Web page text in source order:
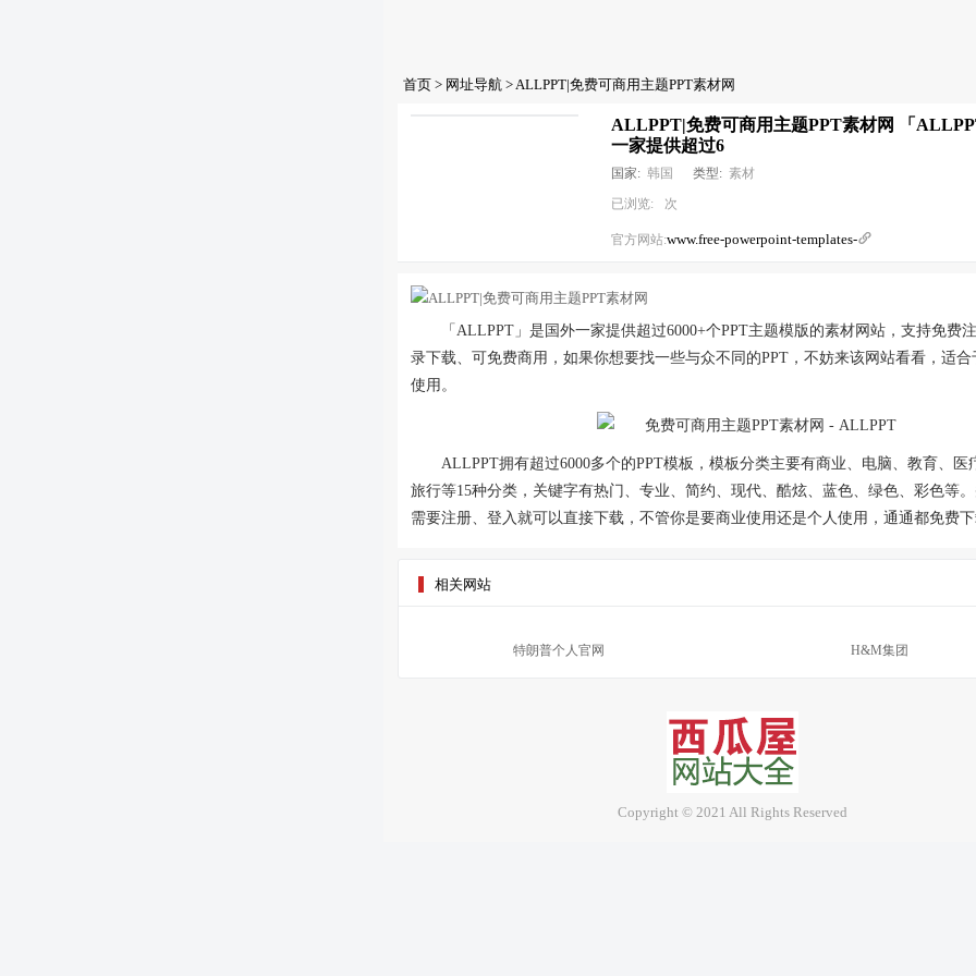
首页> 网址导航> ALLPPT|免费可商用主题PPT素材网
ALLPPT|免费可商用主题PPT素材网 「
一家提供超过6
国家: 韩国 类型: 素材
已浏览: 次
官方网站:www.free-powerpoint-templates-
「ALLPPT」是国外一家提供超过6000+个PPT主题模版的素材网站，支持免费
录下载、可免费商用，如果你想要找一些与众不同的PPT，不妨来该网站看看，适合
使用。
ALLPPT拥有超过6000多个的PPT模板，模板分类主要有商业、电脑、教育、医
旅行等15种分类，关键字有热门、专业、简约、现代、酷炫、蓝色、绿色、彩色等
需要注册、登入就可以直接下载，不管你是要商业使用还是个人使用，通通都免费
相关网站
特朗普个人官网 H&M集团
Copyright © 2021 All Rights Reserved